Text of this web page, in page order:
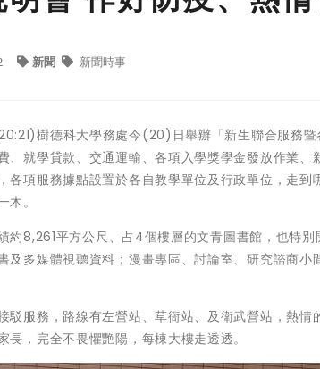
新聞 新聞時事
樹德科大學務處今(20)日舉辦「新生聯合服務
、就學貸款、交通運輸、各項入學獎學金發放作業
各項服務據點設置於各自教學單位及行政單位，走
。
約8,261平方公尺、占4個樓層的文青圖書館，也特
及多媒體視聽資料；漫畫專區、討論室、研究諮商
駁服務，路線有左營站、草衙站、及衛武營站，熱
，完全不畏懼艷陽，每棟大樓走透透。